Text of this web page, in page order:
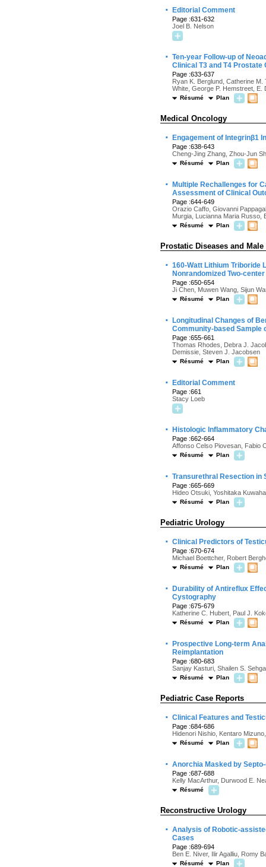
· Editorial Comment
Page :631-632
Joel B. Nelson
· Ten-year Follow-up of
Clinical T3 and T4 Prostate
Page :633-637
Ryan K. Berglund, Catherine
White, George P. Hemstreet, E.
Résumé Plan
Medical Oncology
· Engagement of Integrinβ1
Page :638-643
Cheng-Jing Zhang, Zhou-Jun
Résumé Plan
·
Multiple Rechallenges for
Assessment of Clinical
Page :644-649
Orazio Caffo, Giovanni
Murgia, Lucianna Maria Russo,
Résumé Plan
Prostatic Diseases and
· 160-Watt Lithium Triboride
Nonrandomized Two-center
Page :650-654
Ji Chen, Muwen Wang, Sijun
Résumé Plan
·
Longitudinal Changes of
Community-based Sample
Page :655-661
Thomas Rhodes, Debra J.
Demissie, Steven J. Jacobsen
Résumé Plan
· Editorial Comment
Page :661
Stacy Loeb
· Histologic Inflammatory
Page :662-664
Affonso Celso Piovesan, Fabio
Résumé Plan
· Transurethral Resection in
Page :665-669
Hideo Otsuki, Yoshitaka
Résumé Plan
Pediatric Urology
· Clinical Predictors of
Page :670-674
Michael Boettcher, Robert
Résumé Plan
·
Durability of Antireflux
Cystography
Page :675-679
Katherine C. Hubert, Paul J.
Résumé Plan
·
Prospective Long-term
Reimplantation
Page :680-683
Sanjay Kasturi, Shailen S.
Résumé Plan
Pediatric Case Reports
· Clinical Features and
Page :684-686
Hidenori Nishio, Kentaro
Résumé Plan
· Anorchia Masked by
Page :687-688
Kelly MacArthur, Durwood E.
Résumé
Reconstructive Urology
· Analysis of Robotic-
Cases
Page :689-694
Ben E. Niver, Ilir Agalliu, Romy
Résumé Plan